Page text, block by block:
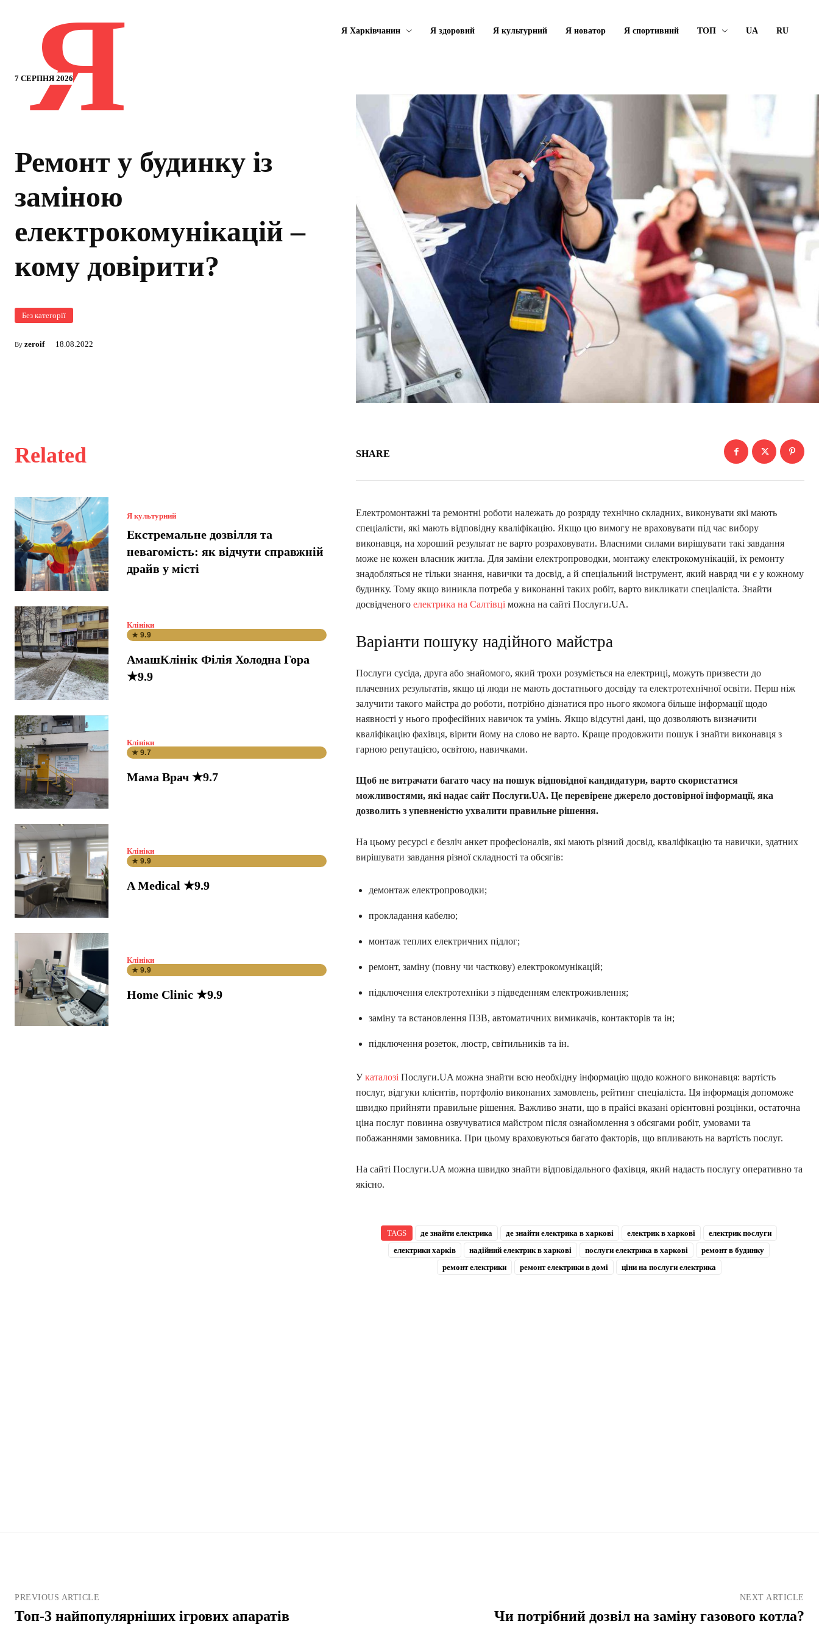
7 СЕРПНЯ 2026
Я Я Харківчанин Я здоровий Я культурний Я новатор Я спортивний ТОП UA RU
Ремонт у будинку із
заміною
електрокомунікацій –
кому довірити?
Без категорії
By zeroif 18.08.2022
Related
Я культурний
Екстремальне дозвілля та
невагомість: як відчути справжній
драйв у місті
Клініки
★ 9.9
АмашКлінік Філія Холодна Гора
★9.9
Клініки
★ 9.7
Мама Врач ★9.7
Клініки
★ 9.9
A Medical ★9.9
Клініки
★ 9.9
Home Clinic ★9.9
SHARE
Електромонтажні та ремонтні роботи належать до розряду технічно складних, виконувати які мають
спеціалісти, які мають відповідну кваліфікацію. Якщо цю вимогу не враховувати під час вибору
виконавця, на хороший результат не варто розраховувати. Власними силами вирішувати такі завдання
може не кожен власник житла. Для заміни електропроводки, монтажу електрокомунікацій, їх ремонту
знадобляться не тільки знання, навички та досвід, а й спеціальний інструмент, який навряд чи є у кожному
будинку. Тому якщо виникла потреба у виконанні таких робіт, варто викликати спеціаліста. Знайти
досвідченого електрика на Салтівці можна на сайті Послуги.UA.
Варіанти пошуку надійного майстра
Послуги сусіда, друга або знайомого, який трохи розуміється на електриці, можуть призвести до
плачевних результатів, якщо ці люди не мають достатнього досвіду та електротехнічної освіти. Перш ніж
залучити такого майстра до роботи, потрібно дізнатися про нього якомога більше інформації щодо
наявності у нього професійних навичок та умінь. Якщо відсутні дані, що дозволяють визначити
кваліфікацію фахівця, вірити йому на слово не варто. Краще продовжити пошук і знайти виконавця з
гарною репутацією, освітою, навичками.
Щоб не витрачати багато часу на пошук відповідної кандидатури, варто скористатися
можливостями, які надає сайт Послуги.UA. Це перевірене джерело достовірної інформації, яка
дозволить з упевненістю ухвалити правильне рішення.
На цьому ресурсі є безліч анкет професіоналів, які мають різний досвід, кваліфікацію та навички, здатних
вирішувати завдання різної складності та обсягів:
демонтаж електропроводки;
прокладання кабелю;
монтаж теплих електричних підлог;
ремонт, заміну (повну чи часткову) електрокомунікацій;
підключення електротехніки з підведенням електроживлення;
заміну та встановлення ПЗВ, автоматичних вимикачів, контакторів та ін;
підключення розеток, люстр, світильників та ін.
Укаталозі Послуги.UA можна знайти всю необхідну інформацію щодо кожного виконавця: вартість
послуг, відгуки клієнтів, портфоліо виконаних замовлень, рейтинг спеціаліста. Ця інформація допоможе
швидко прийняти правильне рішення. Важливо знати, що в прайсі вказані орієнтовні розцінки, остаточна
ціна послуг повинна озвучуватися майстром після ознайомлення з обсягами робіт, умовами та
побажаннями замовника. При цьому враховуються багато факторів, що впливають на вартість послуг.
На сайті Послуги.UA можна швидко знайти відповідального фахівця, який надасть послугу оперативно та
якісно.
TAGS де знайти електрика де знайти електрика в харкові електрик в харкові
електрик послуги
електрики харків
надійний електрик в харкові послуги електрика в харкові
ремонт в будинку
ремонт електрики
ремонт електрики в домі ціни на послуги електрика
PREVIOUS ARTICLE
Топ-3 найпопулярніших ігрових апаратів
NEXT ARTICLE
Чи потрібний дозвіл на заміну газового котла?